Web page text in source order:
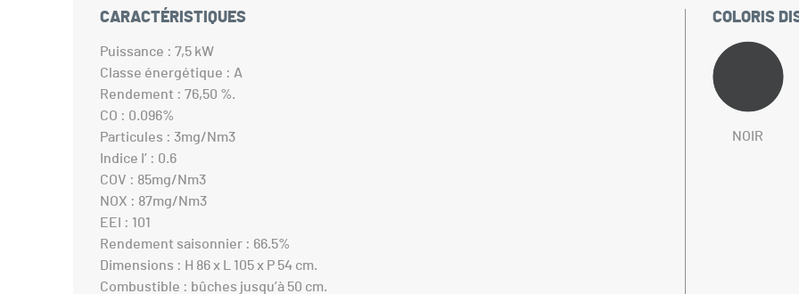
CARACTÉRISTIQUES
Puissance : 7,5 kW
Classe énergétique : A
Rendement : 76,50 %.
CO : 0.096%
Particules : 3mg/Nm3
Indice I’ : 0.6
COV : 85mg/Nm3
NOX : 87mg/Nm3
EEI : 101
Rendement saisonnier : 66.5%
Dimensions : H 86 x L 105 x P 54 cm.
Combustible : bûches jusqu’à 50 cm.
COLORIS
NOIR